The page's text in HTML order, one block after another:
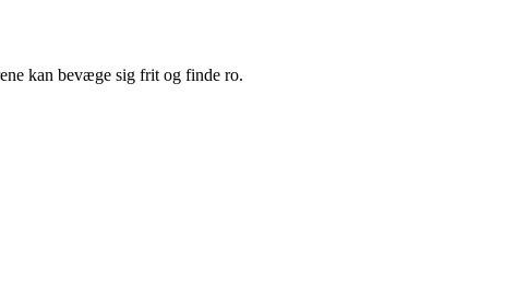
kan bevæge sig frit og finde ro.